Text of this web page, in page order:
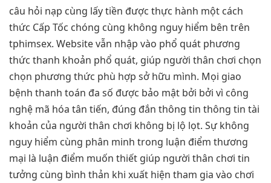
câu hỏi nạp cùng lấy tiền được thực hành một cách
thức Cấp Tốc chóng cùng không nguy hiểm bên trên
tphimsex. Website vẫn nhập vào phổ quát phương
thức thanh khoản phổ quát, giúp người thân chơi chọn
chọn phương thức phù hợp sở hữu mình. Mọi giao
bệnh thanh toán đa số được bảo mật bởi bởi vì công
nghệ mã hóa tân tiến, đúng đắn thông tin thông tin tài
khoản của người thân chơi không bị lộ lọt. Sự không
nguy hiểm cùng phân minh trong luận điểm thương
mại là luận điểm muốn thiết giúp người thân chơi tin
tưởng cùng bình thản khi xuất hiện tham gia vào chơi